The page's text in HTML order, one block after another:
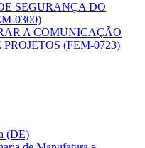
SEGURANÇA DO
0300)
A COMUNICAÇÃO
(FEM-0723)
(DE)